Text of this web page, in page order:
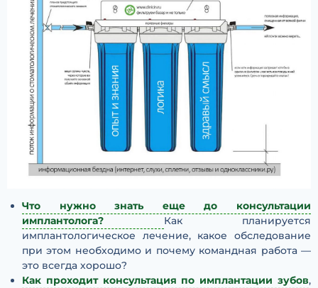
Что нужно знать еще до консультации
имплантолога?
Как планируется
имплантологическое лечение, какое обследование
при этом необходимо и почему командная работа —
это всегда хорошо?
Как проходит консультация по имплантации зубов,